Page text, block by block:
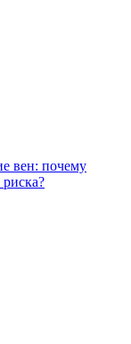
вен: почему
риска?